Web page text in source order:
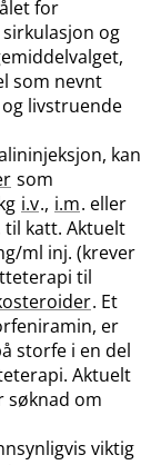
for
og
som nevnt
livstruende
kan
som
i.v., i.m. eller
til katt. Aktuelt
ml inj. (krever
til
. Et
er
storfe i en del
Aktuelt
søknad om
viktig